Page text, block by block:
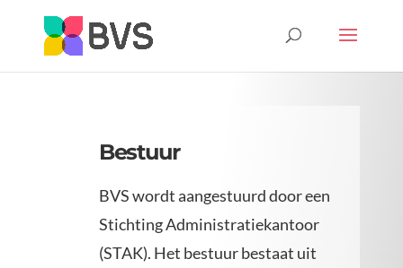
Bestuur
BVS wordt aangestuurd door een
Stichting Administratiekantoor
(STAK). Het bestuur bestaat uit